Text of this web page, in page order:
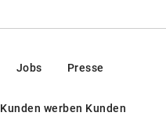
Jobs Presse
Kunden werben Kunden